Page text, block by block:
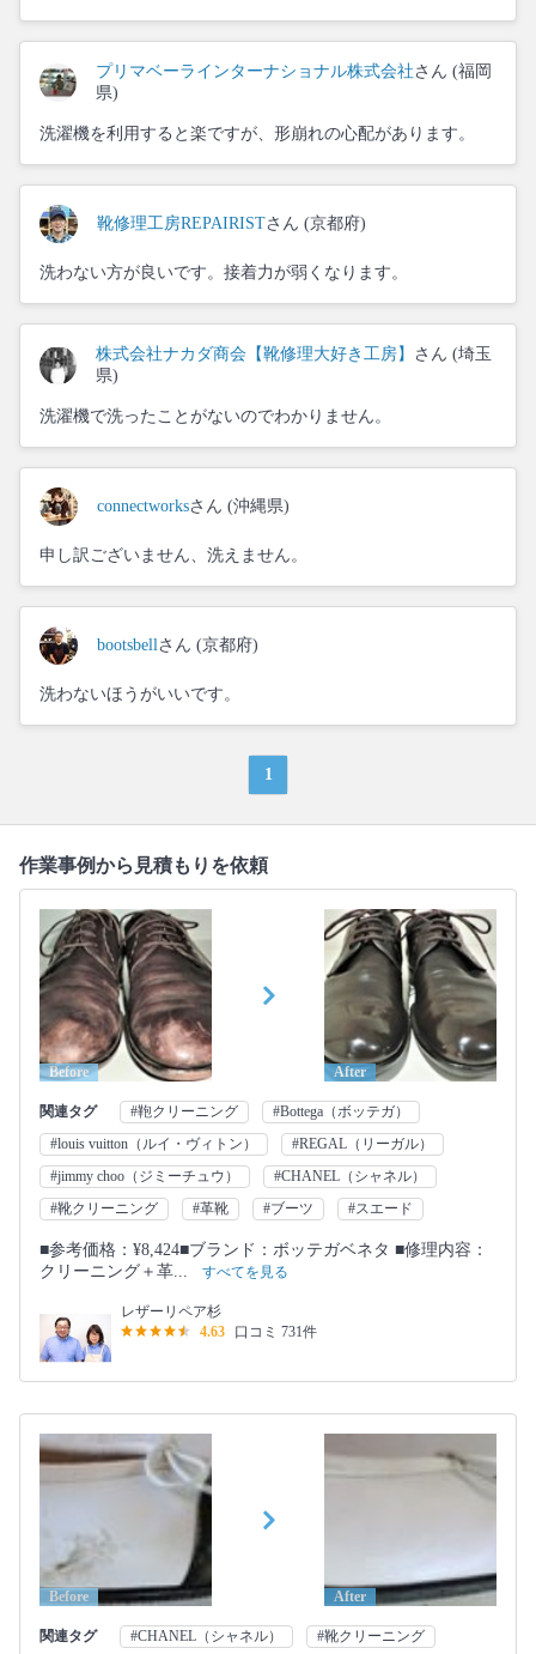
プリマベーラインターナショナル株式会社 さん (福岡
県)
洗濯機を利用すると楽ですが、形崩れの心配があります。
靴修理工房REPAIRISTさん (京都府)
洗わない方が良いです。接着力が弱くなります。
株式会社ナカダ商会【靴修理大好き工房】
さん (埼玉
県)
洗濯機で洗ったことがないのでわかりません。
connectworksさん (沖縄県)
申し訳ございません、洗えません。
bootsbellさん (京都府)
洗わないほうがいいです。
1
作業事例から見積もりを依頼
Before After
関連タグ #鞄クリーニング
#Bottega（ボッテガ）
#louis vuitton（ルイ・ヴィトン）
#REGAL（リーガル）
#jimmy choo（ジミーチュウ）
#CHANEL（シャネル）
#靴クリーニング
#革靴 #ブーツ #スエード
■参考価格：¥8,424■ブランド：ボッテガベネタ ■修理内容：
クリーニング＋革...
すべてを見る
レザーリペア杉
4.63
口コミ 731件
Before After
関連タグ #CHANEL（シャネル） #靴クリーニング